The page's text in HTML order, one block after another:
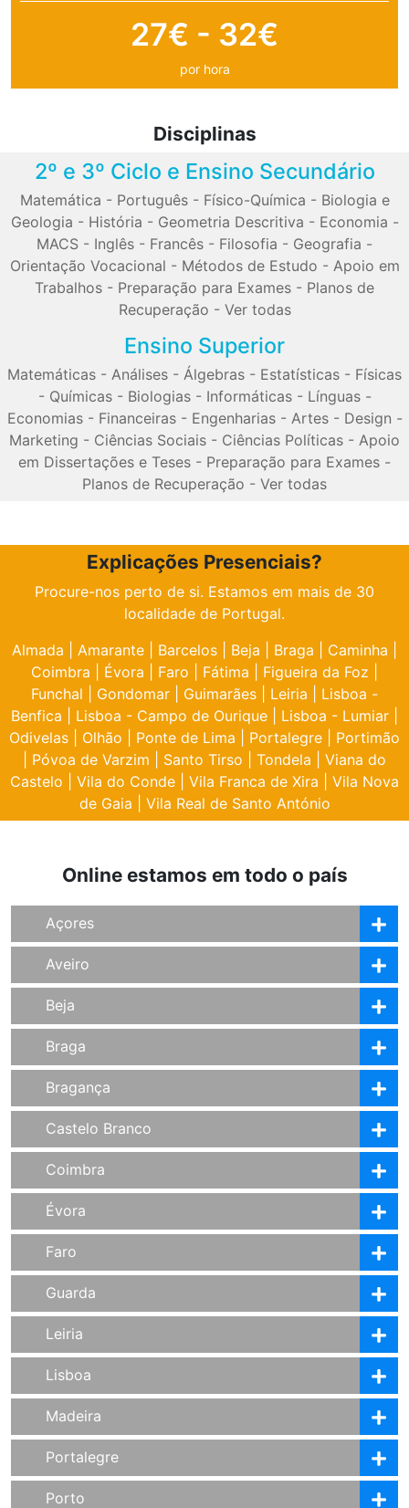
27€ - 32€
por hora
Disciplinas
2º e 3º Ciclo e Ensino Secundário
Matemática - Português- Físico-Química - Biologia e
Geologia - História - Geometria Descritiva - Economia -
MACS - Inglês - Francês - Filosofia - Geografia -
Orientação Vocacional - Métodos de Estudo - Apoio em
Trabalhos - Preparação para Exames - Planos de
Recuperação - Ver todas
Ensino Superior
Matemáticas - Análises - Álgebras - Estatísticas - Físicas
- Químicas- Biologias- Informáticas- Línguas-
Economias- Financeiras- Engenharias- Artes- Design -
Marketing - Ciências Sociais - Ciências Políticas - Apoio
em Dissertações e Teses - Preparação para Exames -
Planos de Recuperação - Ver todas
Explicações Presenciais?
Procure-nos perto de si. Estamos em mais de 30
localidade de Portugal.
Almada
Amarante Barcelos Beja Braga Caminha
Coimbra
Évora Faro Fátima Figueira da Foz
Funchal
Gondomar Guimarães Leiria
Lisboa -
Benfica
Lisboa - Campo de Ourique Lisboa - Lumiar
Odivelas
Olhão Ponte de Lima Portalegre
Portimão
Póvoa de Varzim Santo Tirso Tondela
Viana do
Castelo
Vila do Conde Vila Franca de Xira
Vila Nova
de Gaia
Vila Real de Santo António
Online estamos em todo o país
Açores
Aveiro
Beja
Braga
Bragança
Castelo Branco
Coimbra
Évora
Faro
Guarda
Leiria
Lisboa
Madeira
Portalegre
Porto